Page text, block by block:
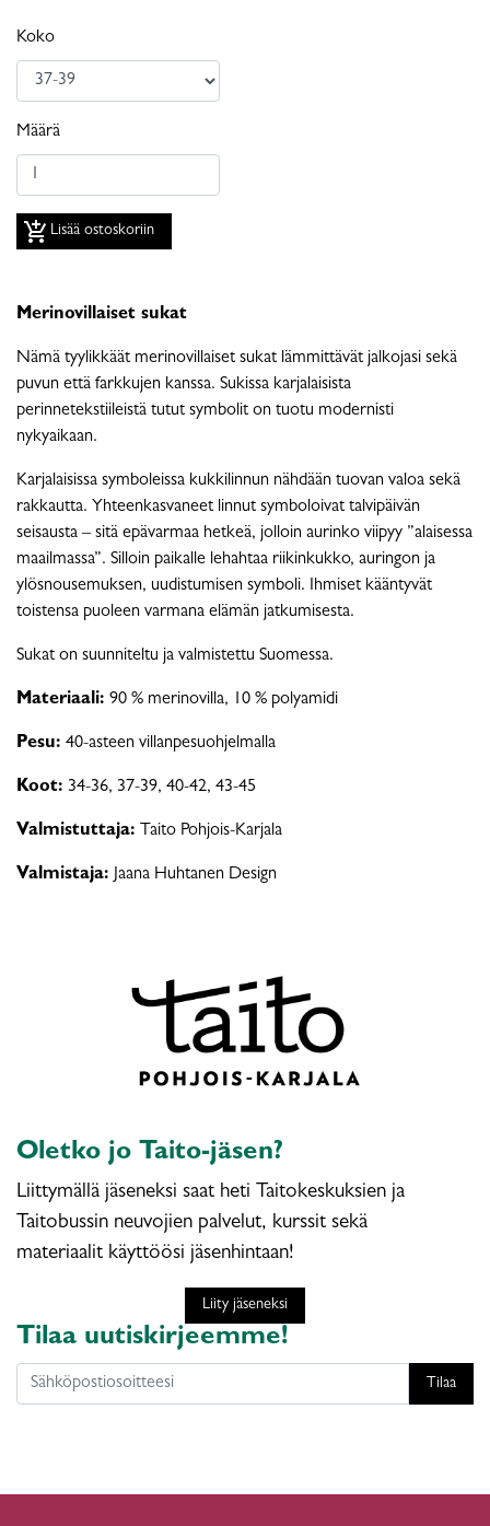
Koko
Määrä
add_shopping_cart Lisää ostoskoriin
Merinovillaiset sukat
Nämä tyylikkäät merinovillaiset sukat lämmittävät jalkojasi sekä
puvun että farkkujen kanssa. Sukissa karjalaisista
perinnetekstiileistä tutut symbolit on tuotu modernisti
nykyaikaan.
Karjalaisissa symboleissa kukkilinnun nähdään tuovan valoa sekä
rakkautta. Yhteenkasvaneet linnut symboloivat talvipäivän
seisausta – sitä epävarmaa hetkeä, jolloin aurinko viipyy ”alaisessa
maailmassa”. Silloin paikalle lehahtaa riikinkukko, auringon ja
ylösnousemuksen, uudistumisen symboli. Ihmiset kääntyvät
toistensa puoleen varmana elämän jatkumisesta.
Sukat on suunniteltu ja valmistettu Suomessa.
Materiaali: 90 % merinovilla, 10 % polyamidi
Pesu: 40-asteen villanpesuohjelmalla
Koot: 34-36, 37-39, 40-42, 43-45
Valmistuttaja: Taito Pohjois-Karjala
Valmistaja: Jaana Huhtanen Design
Oletko jo Taito-jäsen?
Liittymällä jäseneksi saat heti Taitokeskuksien ja
Taitobussin neuvojien palvelut, kurssit sekä
materiaalit käyttöösi jäsenhintaan!
Liity jäseneksi
Tilaa uutiskirjeemme!
Tilaa